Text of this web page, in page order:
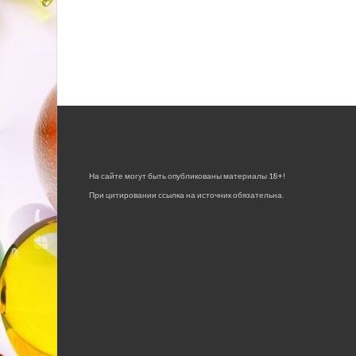
На сайте могут быть опубликованы материалы 18+!
При цитировании ссылка на источник обязательна.